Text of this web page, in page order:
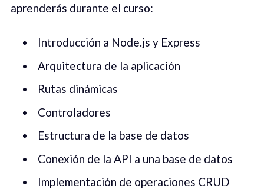
aprenderás durante el curso:
Introducción a Node.js y Express
Arquitectura de la aplicación
Rutas dinámicas
Controladores
Estructura de la base de datos
Conexión de la API a una base de datos
Implementación de operaciones CRUD